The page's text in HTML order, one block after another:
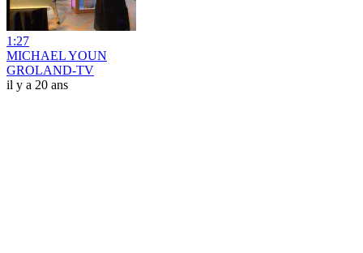
1:27
MICHAEL YOUN
GROLAND-TV
il y a 20 ans